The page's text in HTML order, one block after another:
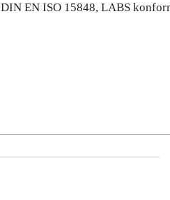
EN ISO 15848, LABS